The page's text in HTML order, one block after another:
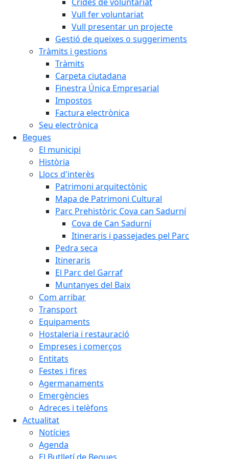
Vull fer voluntariat
Vull presentar un projecte
Gestió de queixes o suggeriments
Tràmits i gestions
Tràmits
Carpeta ciutadana
Finestra Única Empresarial
Impostos
Factura electrònica
Seu electrònica
Begues
El municipi
Història
Llocs d'interès
Patrimoni arquitectònic
Mapa de Patrimoni Cultural
Parc Prehistòric Cova can Sadurní
Cova de Can Sadurní
Itineraris i passejades pel Parc
Pedra seca
Itineraris
El Parc del Garraf
Muntanyes del Baix
Com arribar
Transport
Equipaments
Hostaleria i restauració
Empreses i comerços
Entitats
Festes i fires
Agermanaments
Emergències
Adreces i telèfons
Actualitat
Notícies
Agenda